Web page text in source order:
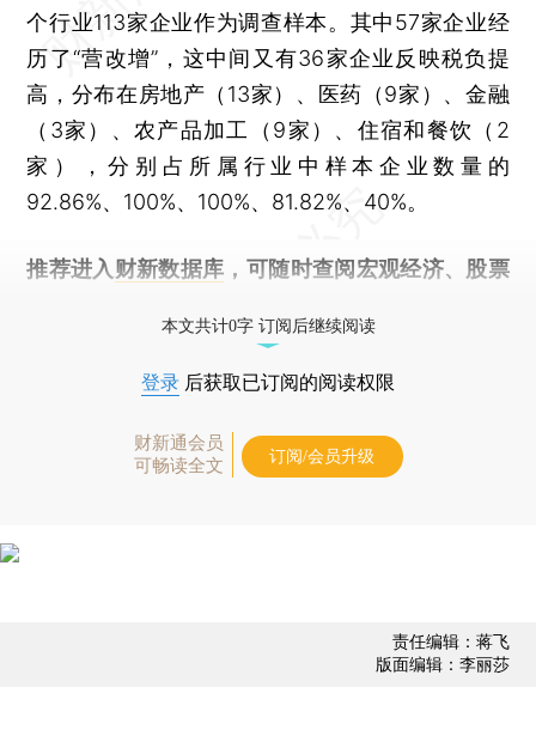
个行业113家企业作为调查样本。其中57家企业经
历了“营改增”，这中间又有36家企业反映税负提
高，分布在房地产（13家）、医药（9家）、金融
（3家）、农产品加工（9家）、住宿和餐饮（2
家），分别占所属行业中样本企业数量的
92.86%、100%、100%、81.82%、40%。
推荐进入 财新数据库 ，可随时查阅宏观经济、股票
本文共计0字 订阅后继续阅读
登录 后获取已订阅的阅读权限
财新通会员
可畅读全文
订阅/会员升级
责任编辑：蒋飞
版面编辑：李丽莎